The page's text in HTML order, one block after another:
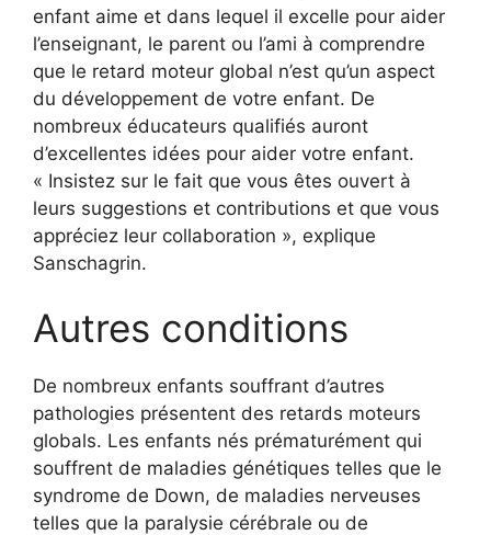
enfant aime et dans lequel il excelle pour aider
l’enseignant, le parent ou l’ami à comprendre
que le retard moteur global n’est qu’un aspect
du développement de votre enfant. De
nombreux éducateurs qualifiés auront
d’excellentes idées pour aider votre enfant.
« Insistez sur le fait que vous êtes ouvert à
leurs suggestions et contributions et que vous
appréciez leur collaboration », explique
Sanschagrin.
Autres conditions
De nombreux enfants souffrant d’autres
pathologies présentent des retards moteurs
globals. Les enfants nés prématurément qui
souffrent de maladies génétiques telles que le
syndrome de Down, de maladies nerveuses
telles que la paralysie cérébrale ou de